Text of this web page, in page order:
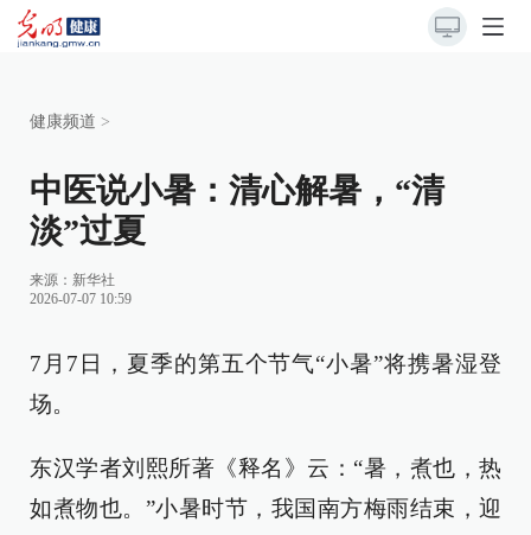
健康频道 >
中医说小暑：清心解暑，“清
淡”过夏
来源： 新华社
2026-07-07 10:59
7月7日，夏季的第五个节气“小暑”将携暑湿登
场。
东汉学者刘熙所著《释名》云：“暑，煮也，热
如煮物也。”小暑时节，我国南方梅雨结束，迎